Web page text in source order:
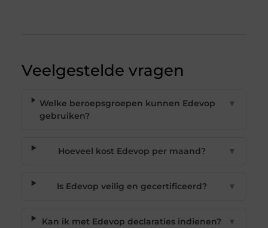
Veelgestelde vragen
Welke beroepsgroepen kunnen Edevop
gebruiken?
▼
Hoeveel kost Edevop per maand? ▼
Is Edevop veilig en gecertificeerd? ▼
Kan ik met Edevop declaraties indienen? ▼